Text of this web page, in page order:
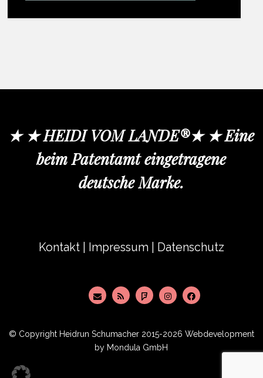
★ ★ HEIDI VOM LANDE®★ ★ Eine
beim Patentamt eingetragene
deutsche Marke.
Kontakt Impressum Datenschutz
© Copyright Heidrun Schumacher 2015-2026 Webdevelopment
by Mondula GmbH